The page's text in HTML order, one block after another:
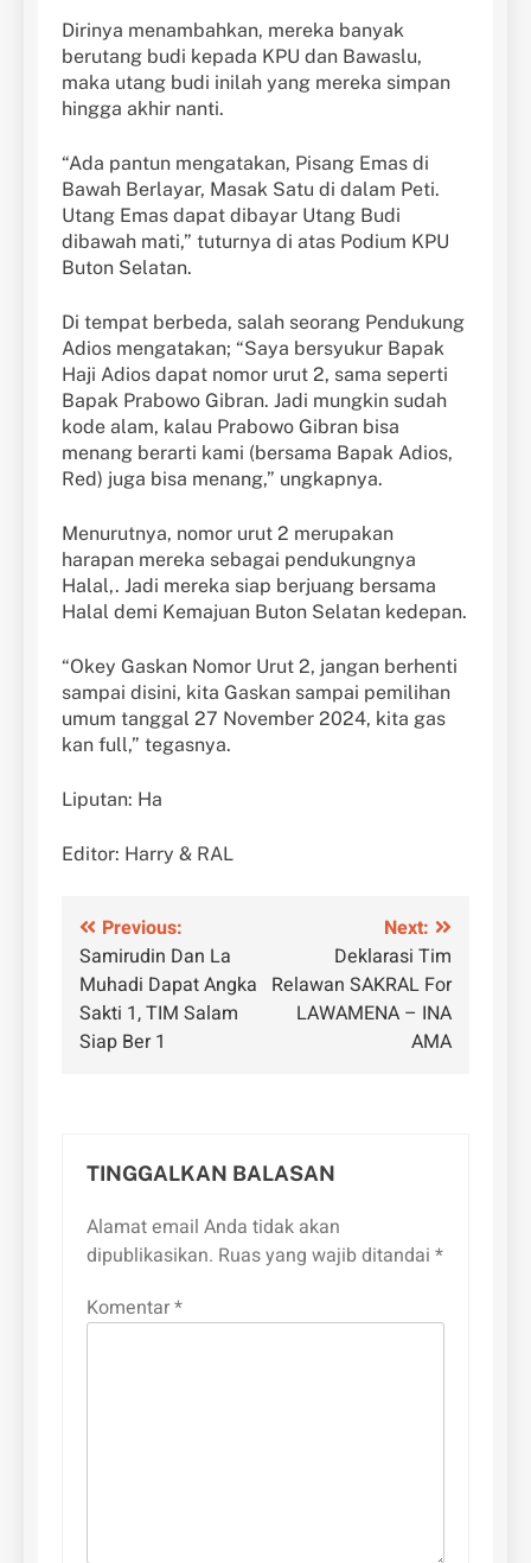
Dirinya menambahkan, mereka banyak
berutang budi kepada KPU dan Bawaslu,
maka utang budi inilah yang mereka simpan
hingga akhir nanti.
“Ada pantun mengatakan, Pisang Emas di
Bawah Berlayar, Masak Satu di dalam Peti.
Utang Emas dapat dibayar Utang Budi
dibawah mati,” tuturnya di atas Podium KPU
Buton Selatan.
Di tempat berbeda, salah seorang Pendukung
Adios mengatakan; “Saya bersyukur Bapak
Haji Adios dapat nomor urut 2, sama seperti
Bapak Prabowo Gibran. Jadi mungkin sudah
kode alam, kalau Prabowo Gibran bisa
menang berarti kami (bersama Bapak Adios,
Red) juga bisa menang,” ungkapnya.
Menurutnya, nomor urut 2 merupakan
harapan mereka sebagai pendukungnya
Halal,. Jadi mereka siap berjuang bersama
Halal demi Kemajuan Buton Selatan kedepan.
“Okey Gaskan Nomor Urut 2, jangan berhenti
sampai disini, kita Gaskan sampai pemilihan
umum tanggal 27 November 2024, kita gas
kan full,” tegasnya.
Liputan: Ha
Editor: Harry & RAL
Navigasi
pos
Previous:
Samirudin Dan La
Muhadi Dapat Angka
Sakti 1, TIM Salam
Siap Ber 1
Next:
Deklarasi Tim
Relawan SAKRAL For
LAWAMENA – INA
AMA
TINGGALKAN BALASAN
Alamat email Anda tidak akan
dipublikasikan. Ruas yang wajib ditandai *
Komentar*